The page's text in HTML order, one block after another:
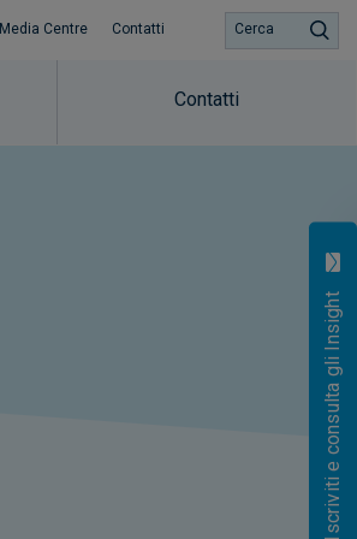
Media Centre Contatti
Contatti
Cerca
Iscriviti e consulta gli Insight